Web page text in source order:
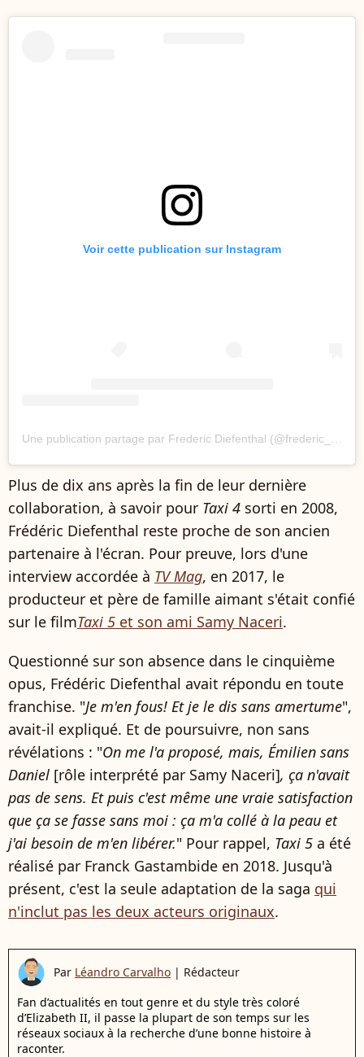
Voir cette publication sur Instagram
Plus de dix ans après la fin de leur dernière
collaboration, à savoir pour Taxi 4 sorti en 2008,
Frédéric Diefenthal reste proche de son ancien
partenaire à l'écran. Pour preuve, lors d'une
interview accordée à TV Mag, en 2017, le
producteur et père de famille aimant s'était confié
sur le filmTaxi 5 et son ami Samy Naceri.
Questionné sur son absence dans le cinquième
opus, Frédéric Diefenthal avait répondu en toute
franchise. "Je m'en fous! Et je le dis sans amertume",
avait-il expliqué. Et de poursuivre, non sans
révélations : "On me l'a proposé, mais, Émilien sans
Daniel [rôle interprété par Samy Naceri], ça n'avait
pas de sens. Et puis c'est même une vraie satisfaction
que ça se fasse sans moi : ça m'a collé à la peau et
j'ai besoin de m'en libérer." Pour rappel, Taxi 5 a été
réalisé par Franck Gastambide en 2018. Jusqu'à
présent, c'est la seule adaptation de la saga qui
n'inclut pas les deux acteurs originaux.
Par Léandro Carvalho | Rédacteur
Fan d’actualités en tout genre et du style très coloré
d’Elizabeth II, il passe la plupart de son temps sur les
réseaux sociaux à la recherche d’une bonne histoire à
raconter.